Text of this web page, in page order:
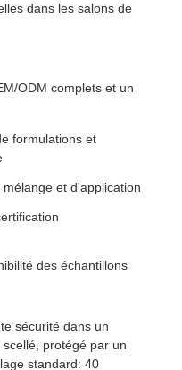
dans les salons de
ODM complets et un
formulations et
et d'application
des échantillons
sécurité dans un
protégé par un
standard: 40